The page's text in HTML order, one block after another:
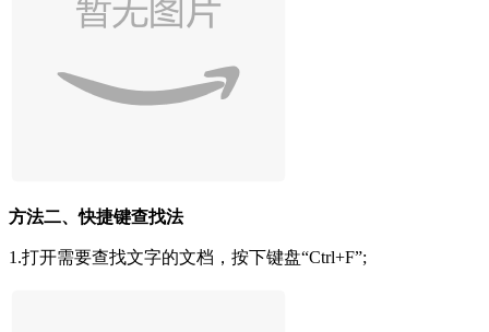
方法二、快捷键查找法
1.打开需要查找文字的文档，按下键盘“Ctrl+F”;